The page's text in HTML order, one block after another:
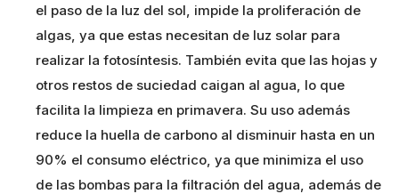
el paso de la luz del sol, impide la proliferación de
algas, ya que estas necesitan de luz solar para
realizar la fotosíntesis. También evita que las hojas y
otros restos de suciedad caigan al agua, lo que
facilita la limpieza en primavera. Su uso además
reduce la huella de carbono al disminuir hasta en un
90% el consumo eléctrico, ya que minimiza el uso
de las bombas para la filtración del agua, además de